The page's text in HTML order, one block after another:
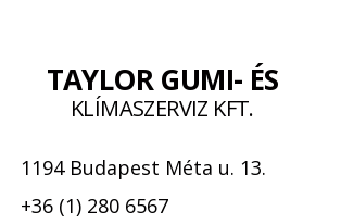
TAYLOR GUMI- ÉS
KLÍMASZERVIZ KFT.
1194 Budapest Méta u. 13.
+36 (1) 280 6567